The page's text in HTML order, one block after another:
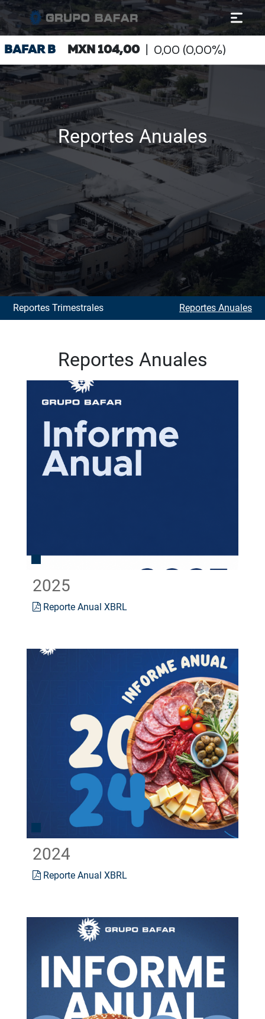
Reportes Anuales
Reportes Trimestrales Reportes Anuales
Reportes Anuales
2025
Reporte Anual XBRL
2024
Reporte Anual XBRL